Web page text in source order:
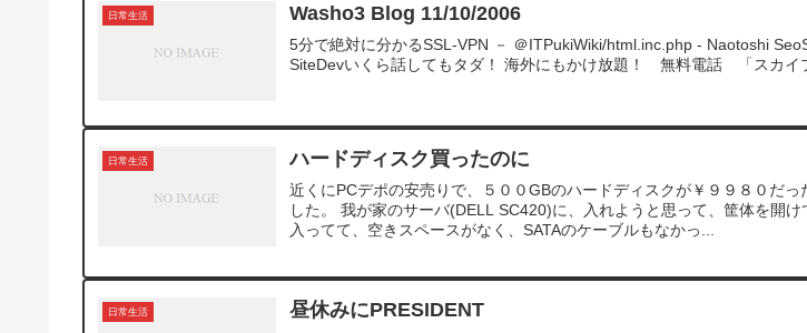
日常生活 Washo3 Blog 11/10/2006
5分で絶対に分かるSSL-VPN － ＠ITPukiWiki/html.inc.php - Naotoshi
SiteDevいくら話してもタダ！ 海外にもかけ放題！ 無料電話 「スカイ
日常生活 ハードディスク買ったのに
近くにPCデポの安売りで、５００GBのハードディスクが￥９９８０だっ
した。 我が家のサーバ(DELL SC420)に、入れようと思って、筐体を開け
入ってて、空きスペースがなく、SATAのケーブルもなかっ...
日常生活 昼休みにPRESIDENT